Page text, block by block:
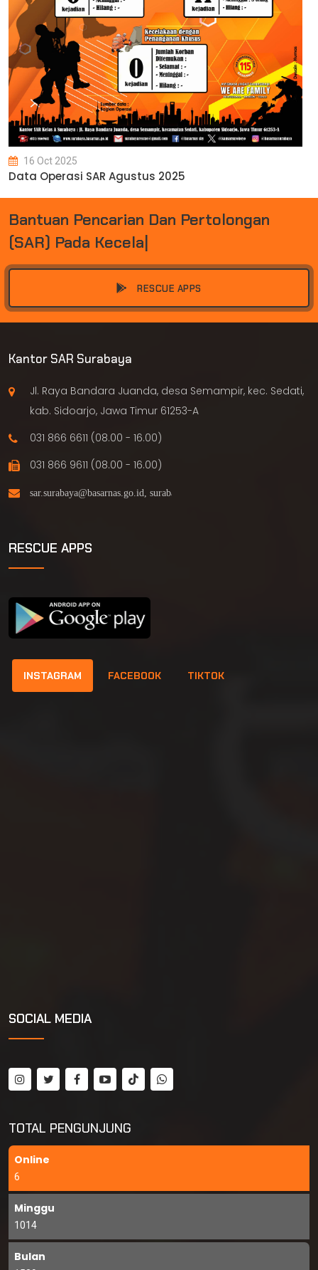
16 Oct 2025
Data Operasi SAR Agustus 2025
BANTUAN PENCARIAN DAN PERTOLONGAN
(SAR) PADA KECELAK
RESCUE APPS
Kantor SAR Surabaya
Jl. Raya Bandara Juanda, desa Semampir, kec. Sedati,
kab. Sidoarjo, Jawa Timur 61253-A
031 866 6611 (08.00 - 16.00)
031 866 9611 (08.00 - 16.00)
RESCUE APPS
INSTAGRAM FACEBOOK TIKTOK
SOCIAL MEDIA
TOTAL PENGUNJUNG
Online
6
Minggu
1014
Bulan